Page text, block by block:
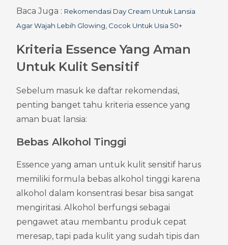
Baca Juga : Rekomendasi Day Cream Untuk Lansia
Agar Wajah Lebih Glowing, Cocok Untuk Usia 50+
Kriteria Essence Yang Aman
Untuk Kulit Sensitif
Sebelum masuk ke daftar rekomendasi,
penting banget tahu kriteria essence yang
aman buat lansia:
Bebas Alkohol Tinggi
Essence yang aman untuk kulit sensitif harus
memiliki formula bebas alkohol tinggi karena
alkohol dalam konsentrasi besar bisa sangat
mengiritasi. Alkohol berfungsi sebagai
pengawet atau membantu produk cepat
meresap, tapi pada kulit yang sudah tipis dan